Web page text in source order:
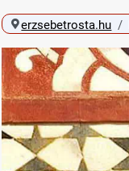
erzsebetrosta.hu